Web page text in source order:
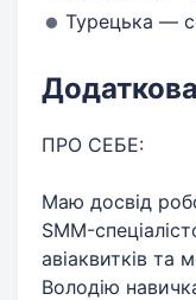
Турецька —
ПРО СЕБЕ:
Маю досвід
SMM-
авіаквитків
Володію